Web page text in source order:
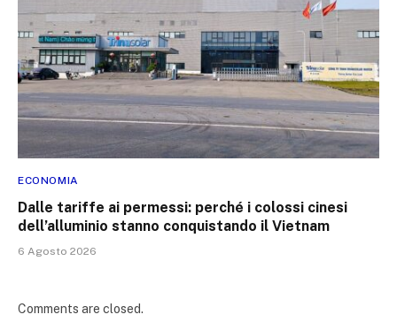
ECONOMIA
Dalle tariffe ai permessi: perché i colossi cinesi
dell’alluminio stanno conquistando il Vietnam
6 Agosto 2026
Comments are closed.